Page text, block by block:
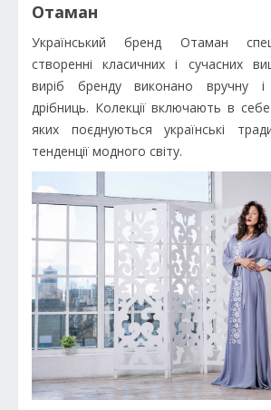
Отаман
Український бренд Отаман
створенні класичних і сучасних
виріб бренду виконано вручну
дрібниць. Колекції включають в себе
яких поєднуються українські
тенденції модного світу.